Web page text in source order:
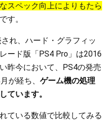
スペック向上によりもたら
です。
れ、ハード・グラフィッ
ード版「PS4 Pro」は2016
昨今において、PS4の発売
が経ち、 ゲーム機の処理
ています。
ている数値で比較してみる